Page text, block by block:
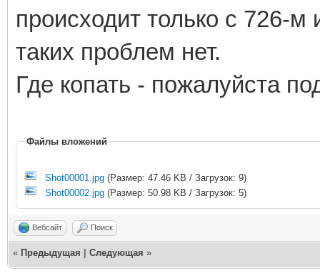
происходит только с 726-
таких проблем нет.
Где копать - пожалуйста
Файлы вложений
Shot00001.jpg (Размер: 47.46 KB / Загрузок: 9)
Shot00002.jpg (Размер: 50.98 KB / Загрузок: 5)
Вебсайт Поиск
« Предыдущая Следующая »